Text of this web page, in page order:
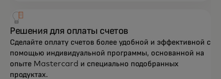
Решения для оплаты счетов
Сделайте оплату счетов более удобной и эффективной с
помощью индивидуальной программы, основанной на
опыте Mastercard и специально подобранных
продуктах.